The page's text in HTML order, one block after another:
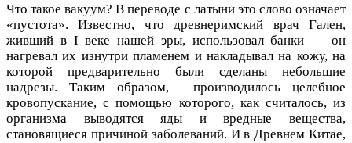
Что такое вакуум? В переводе с латыни это слово означает
«пустота». Известно, что древнеримский врач Гален,
живший в I веке нашей эры, использовал банки — он
нагревал их изнутри пламенем и накладывал на кожу, на
которой предварительно были сделаны небольшие
надрезы. Таким образом, производилось целебное
кровопускание, с помощью которого, как считалось, из
организма выводятся яды и вредные вещества,
становящиеся причиной заболеваний. И в Древнем Китае,